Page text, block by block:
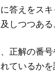
答えをス
しつつある
正解の番
ているか